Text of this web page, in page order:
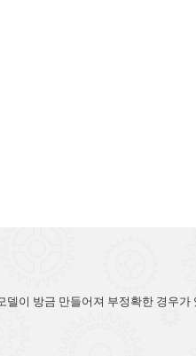
이 방금 만들어져 부정확한 경우